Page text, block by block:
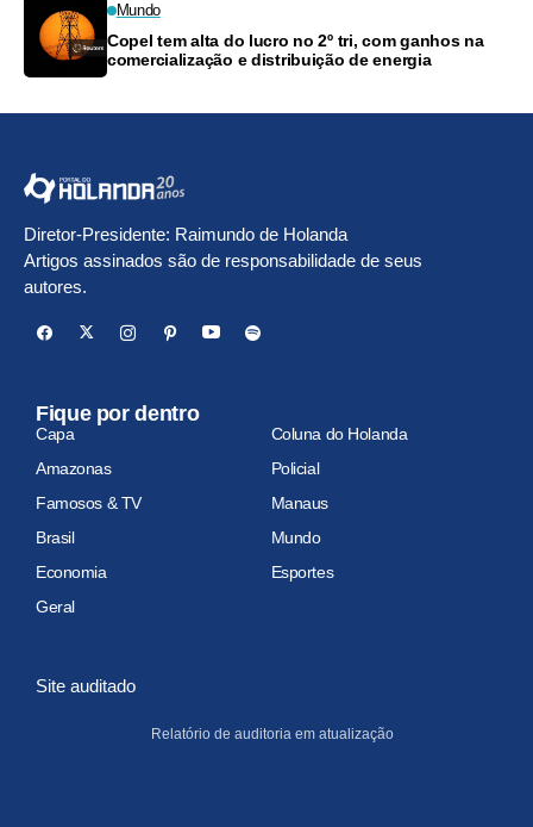
Mundo
Copel tem alta do lucro no 2º tri, com ganhos na
comercialização e distribuição de energia
Diretor-Presidente: Raimundo de Holanda
Artigos assinados são de responsabilidade de seus
autores.
Fique por dentro
Capa
Coluna do Holanda
Amazonas
Policial
Famosos & TV
Manaus
Brasil
Mundo
Economia
Esportes
Geral
Site auditado
Relatório de auditoria em atualização